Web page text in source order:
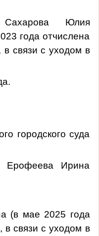
Юлия
года отчислена
связи с уходом в
городского суда
Ерофеева Ирина
(в мае 2025 года
в связи с уходом в